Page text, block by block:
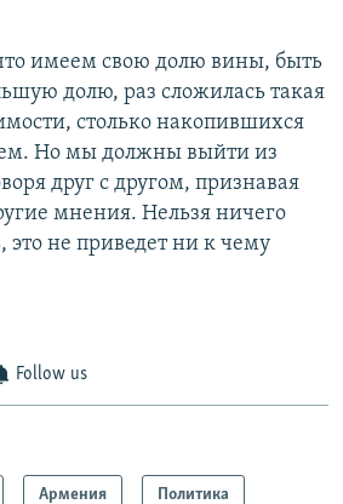
имеем свою долю вины, быть
долю, раз сложилась такая
столько накопившихся
Но мы должны выйти из
друг с другом, признавая
мнения. Нельзя ничего
это не приведет ни к чему
Follow us
Армения Политика